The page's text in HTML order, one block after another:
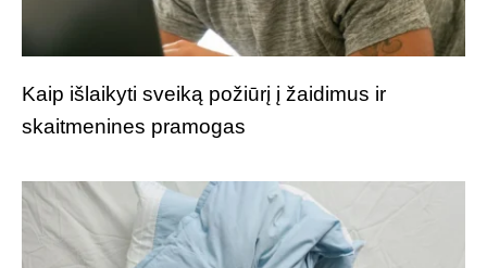
Kaip išlaikyti sveiką požiūrį į žaidimus ir
skaitmenines pramogas